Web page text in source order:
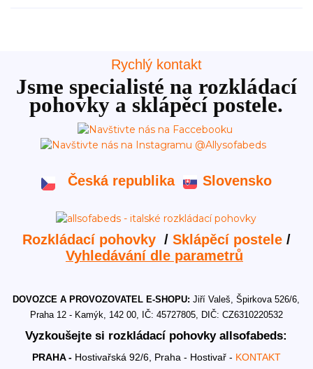
Rychlý kontakt
Jsme specialisté na rozkládací
pohovky a sklápěcí postele.
Česká republika Slovensko
Rozkládací pohovky / Sklápěcí postele/
Vyhledávání dle parametrů
DOVOZCE A PROVOZOVATEL E-SHOPU:Jiří Valeš, Špirkova 526/6,
Praha 12 - Kamýk, 142 00, IČ: 45727805, DIČ: CZ6310220532
Vyzkoušejte si rozkládací pohovky allsofabeds:
PRAHA - Hostivařská 92/6, Praha - Hostivař - KONTAKT